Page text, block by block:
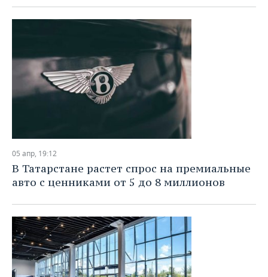
05 апр, 19:12
В Татарстане растет спрос на премиальные
авто с ценниками от 5 до 8 миллионов